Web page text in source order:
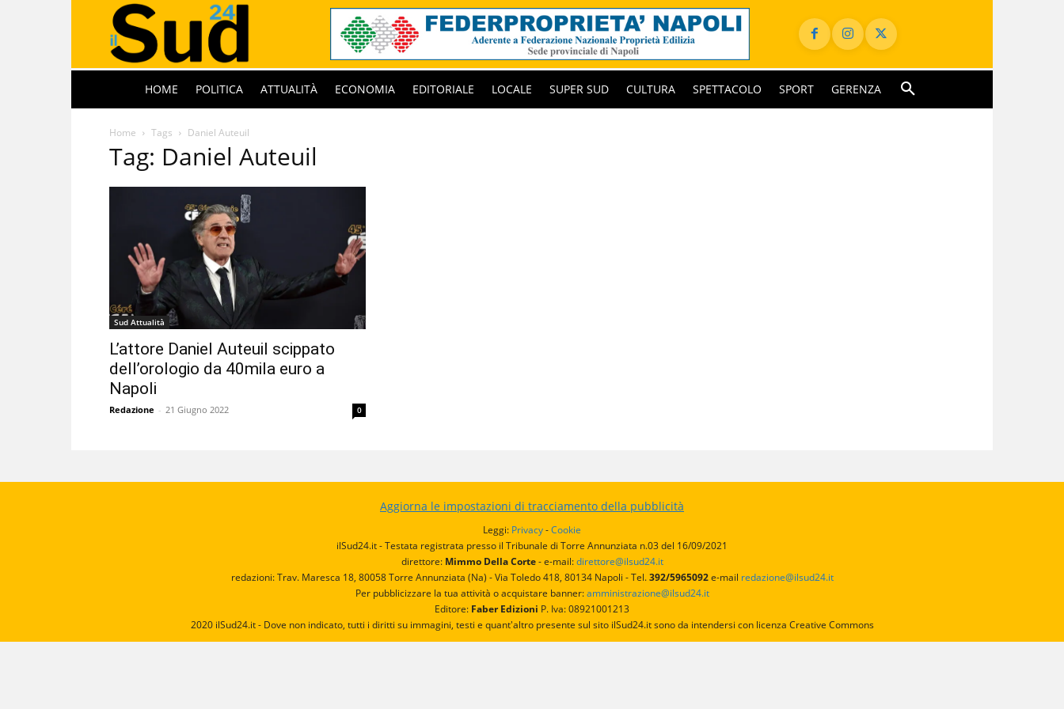
HOME POLITICA ATTUALITÀ ECONOMIA EDITORIALE LOCALE SUPER SUD CULTURA SPETTACOLO SPORT GERENZA
Home Tags Daniel Auteuil
Tag: Daniel Auteuil
Sud Attualità
L’attore Daniel Auteuil scippato
dell’orologio da 40mila euro a
Napoli
Redazione - 21 Giugno 2022 0
Aggiorna le impostazioni di tracciamento della pubblicità
Leggi: Privacy-Cookie
ilSud24.it - Testata registrata presso il Tribunale di Torre Annunziata n.03 del 16/09/2021
direttore:Mimmo Della Corte- e-mail:direttore@ilsud24.it
redazioni: Trav. Maresca 18, 80058 Torre Annunziata (Na) - Via Toledo 418, 80134 Napoli - Tel.392/5965092e-mail redazione@ilsud24.it
Per pubblicizzare la tua attività o acquistare banner:amministrazione@ilsud24.it
Editore: Faber Edizioni P. Iva: 08921001213
2020 ilSud24.it - Dove non indicato, tutti i diritti su immagini, testi e quant'altro presente sul sito ilSud24.it sono da intendersi con licenza Creative Commons